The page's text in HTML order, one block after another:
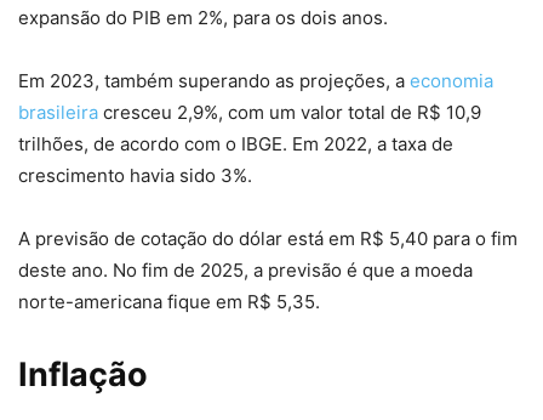
expansão do PIB em 2%, para os dois anos.
Em 2023, também superando as projeções, a economia
brasileira cresceu 2,9%, com um valor total de R$ 10,9
trilhões, de acordo com o IBGE. Em 2022, a taxa de
crescimento havia sido 3%.
A previsão de cotação do dólar está em R$ 5,40 para o fim
deste ano. No fim de 2025, a previsão é que a moeda
norte-americana fique em R$ 5,35.
Inflação